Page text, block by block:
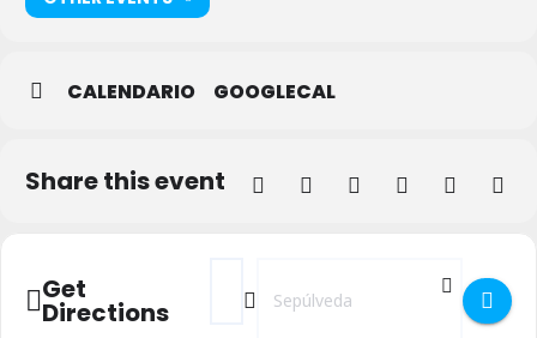
CALENDARIO GOOGLECAL
Share this event
Get
Directions
Address - Santa Águeda 2024 en
Destination Address - Santa